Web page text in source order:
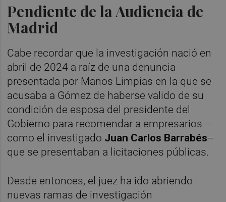
Pendiente de la Audiencia de
Madrid
Cabe recordar que la investigación nació en
abril de 2024 a raíz de una denuncia
presentada por Manos Limpias en la que se
acusaba a Gómez de haberse valido de su
condición de esposa del presidente del
Gobierno para recomendar a empresarios --
como el investigado Juan Carlos Barrabés--
que se presentaban a licitaciones públicas.
Desde entonces, el juez ha ido abriendo
nuevas ramas de investigación